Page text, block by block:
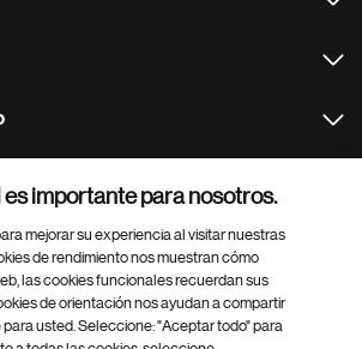
importante para nosotros.
mejorar su experiencia al visitar nuestras
de rendimiento nos muestran cómo
las cookies funcionales recuerdan sus
de orientación nos ayudan a compartir
usted. Seleccione: "Aceptar todo" para